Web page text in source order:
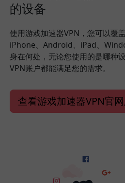
的设备
使用游戏加速器VPN，您可以覆
iPhone、Android、iPad、
身在何处，无论您使用的是哪种
VPN账户都能满足您的需求。
查看游戏加速器VPN官